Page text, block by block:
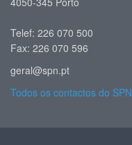
Telef: 226 070 500
Fax: 226 070 596
geral@spn.pt
Todos os contactos do SPN